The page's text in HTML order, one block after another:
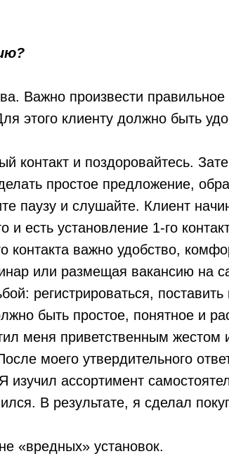
Важно произвести
этого клиенту должно быть
контакт и поздоровайтесь.
простое предложение,
паузу и слушайте. Клиент
есть установление 1-го
важно удобство,
или размещая вакансию на
регистрироваться,
быть простое, понятное и
меня приветственным
моего утвердительного
изучил ассортимент
В результате, я сделал
«вредных» установок.